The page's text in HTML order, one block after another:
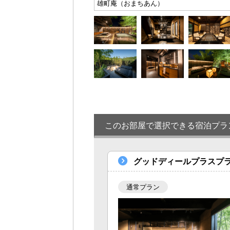
雄町庵（おまちあん）
このお部屋で選択できる宿泊プラ
グッドディールプラスプ
通常プラン